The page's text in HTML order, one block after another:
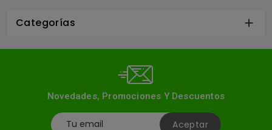
Categorías 
Novedades, Promociones Y Descuentos